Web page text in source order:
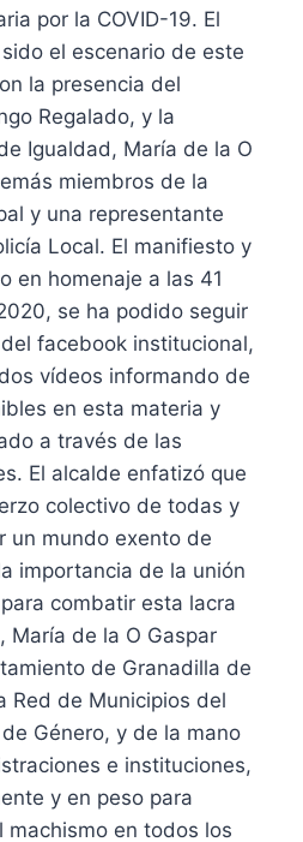
por la COVID-19. El
el escenario de este
la presencia del
Regalado, y la
Igualdad, María de la O
miembros de la
y una representante
Local. El manifiesto y
en homenaje a las 41
se ha podido seguir
facebook institucional,
vídeos informando de
en esta materia y
a través de las
El alcalde enfatizó que
colectivo de todas y
un mundo exento de
importancia de la unión
combatir esta lacra
María de la O Gaspar
de Granadilla de
Red de Municipios del
Género, y de la mano
e instituciones,
y en peso para
machismo en todos los